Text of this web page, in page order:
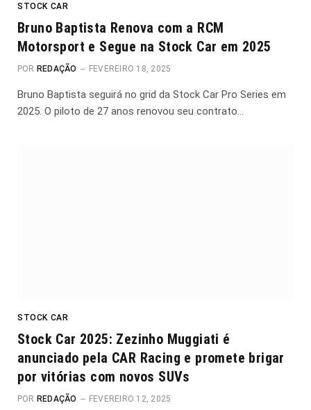
STOCK CAR
Bruno Baptista Renova com a RCM
Motorsport e Segue na Stock Car em 2025
POR REDAÇÃO FEVEREIRO 18, 2025
Bruno Baptista seguirá no grid da Stock Car Pro Series em
2025. O piloto de 27 anos renovou seu contrato…
STOCK CAR
Stock Car 2025: Zezinho Muggiati é
anunciado pela CAR Racing e promete brigar
por vitórias com novos SUVs
POR REDAÇÃO FEVEREIRO 12, 2025